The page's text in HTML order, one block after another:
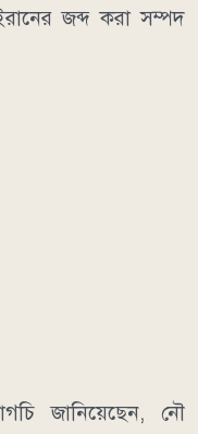
জব্দ করা সম্পদ
জানিয়েছেন, নৌ